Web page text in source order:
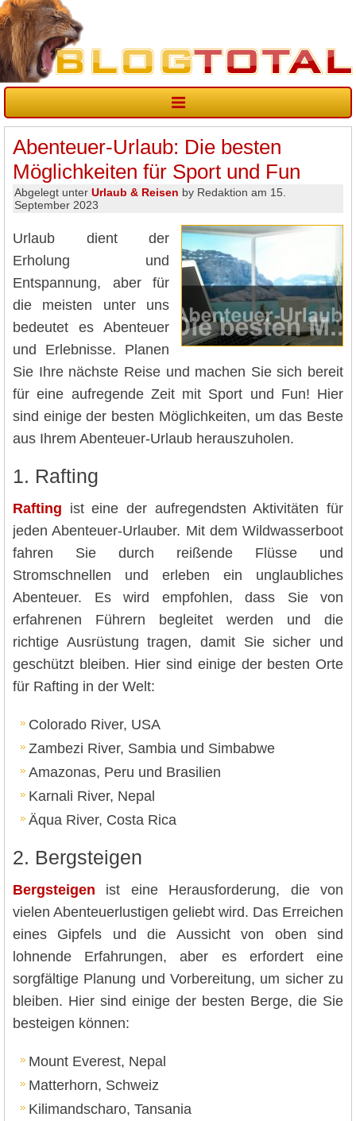
Abenteuer-Urlaub: Die besten
Möglichkeiten für Sport und Fun
Abgelegt unter Urlaub & Reisen by Redaktion am 15.
September 2023
Urlaub dient der
Erholung und
Entspannung, aber für
die meisten unter uns
bedeutet es Abenteuer
und Erlebnisse. Planen
Sie Ihre nächste Reise und machen Sie sich bereit
für eine aufregende Zeit mit Sport und Fun! Hier
sind einige der besten Möglichkeiten, um das Beste
aus Ihrem Abenteuer-Urlaub herauszuholen.
1. Rafting
Rafting ist eine der aufregendsten Aktivitäten für
jeden Abenteuer-Urlauber. Mit dem Wildwasserboot
fahren Sie durch reißende Flüsse und
Stromschnellen und erleben ein unglaubliches
Abenteuer. Es wird empfohlen, dass Sie von
erfahrenen Führern begleitet werden und die
richtige Ausrüstung tragen, damit Sie sicher und
geschützt bleiben. Hier sind einige der besten Orte
für Rafting in der Welt:
Colorado River, USA
Zambezi River, Sambia und Simbabwe
Amazonas, Peru und Brasilien
Karnali River, Nepal
Äqua River, Costa Rica
2. Bergsteigen
Bergsteigen ist eine Herausforderung, die von
vielen Abenteuerlustigen geliebt wird. Das Erreichen
eines Gipfels und die Aussicht von oben sind
lohnende Erfahrungen, aber es erfordert eine
sorgfältige Planung und Vorbereitung, um sicher zu
bleiben. Hier sind einige der besten Berge, die Sie
besteigen können:
Mount Everest, Nepal
Matterhorn, Schweiz
Kilimandscharo, Tansania